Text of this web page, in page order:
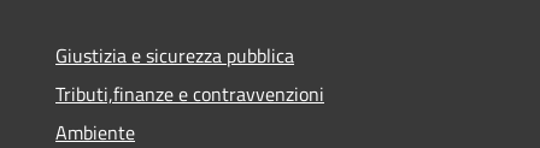
Giustizia e sicurezza pubblica
Tributi,finanze e contravvenzioni
Ambiente